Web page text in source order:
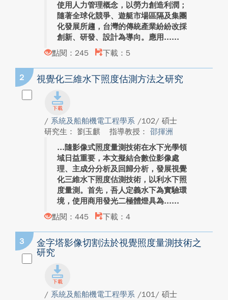
使用人力管理概念，以勞力創造利潤；
隨著全球化競爭、遊艇市場區隔及集團
化發展所趨，台灣的傳統產業紛紛改採
創新、研發、設計為導向。應用...
點閱：245
下載：5
2 視覺化三維水下照度估測方法之研究
/ 系統及船舶機電工程學系 /102/ 碩士
研究生： 劉玉麒
指導教授： 邵揮洲
隨影像式照度量測技術在水下光學領
域日益重要，本文擬結合數位影像處
理、主成分分析及回歸分析，發展視覺
化三維水下照度估測技術，以利水下照
度量測。首先，吾人定義水下為實驗環
境，使用商用發光二極體燈具為...
點閱：445
下載：4
3
金字塔影像切割法於視覺照度量測技術之
研究
/ 系統及船舶機電工程學系 /101/ 碩士